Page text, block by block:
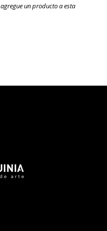
agregue un producto a esta